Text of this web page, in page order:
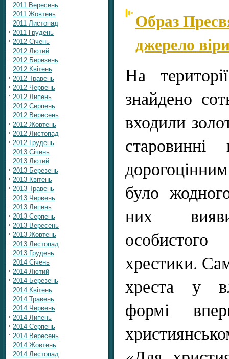
2011 Вересень
2011 Жовтень
2011 Листопад
2011 Грудень
2012 Січень
2012 Лютий
2012 Березень
2012 Квітень
2012 Травень
2012 Червень
2012 Липень
2012 Серпень
2012 Вересень
2012 Жовтень
2012 Листопад
2012 Грудень
2013 Січень
2013 Лютий
2013 Березень
2013 Квітень
2013 Травень
2013 Червень
2013 Липень
2013 Серпень
2013 Вересень
2013 Жовтень
2013 Листопад
2013 Грудень
2014 Січень
2014 Лютий
2014 Березень
2014 Квітень
2014 Травень
2014 Червень
2014 Липень
2014 Серпень
2014 Вересень
2014 Жовтень
2014 Листопад
Образ
джерело
На
знайдено
входили
старовинні
було
них
хрестики.
хреста у
формі